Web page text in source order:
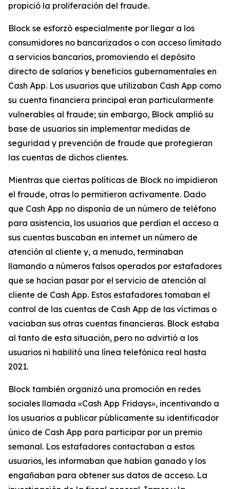
propició la proliferación del fraude.
Block se esforzó especialmente por llegar a los
consumidores no bancarizados o con acceso limitado
a servicios bancarios, promoviendo el depósito
directo de salarios y beneficios gubernamentales en
Cash App. Los usuarios que utilizaban Cash App como
su cuenta financiera principal eran particularmente
vulnerables al fraude; sin embargo, Block amplió su
base de usuarios sin implementar medidas de
seguridad y prevención de fraude que protegieran
las cuentas de dichos clientes.
Mientras que ciertas políticas de Block no impidieron
el fraude, otras lo permitieron activamente. Dado
que Cash App no ​​disponía de un número de teléfono
para asistencia, los usuarios que perdían el acceso a
sus cuentas buscaban en internet un número de
atención al cliente y, a menudo, terminaban
llamando a números falsos operados por estafadores
que se hacían pasar por el servicio de atención al
cliente de Cash App. Estos estafadores tomaban el
control de las cuentas de Cash App de las víctimas o
vaciaban sus otras cuentas financieras. Block estaba
al tanto de esta situación, pero no advirtió a los
usuarios ni habilitó una línea telefónica real hasta
2021.
Block también organizó una promoción en redes
sociales llamada «Cash App Fridays», incentivando a
los usuarios a publicar públicamente su identificador
único de Cash App para participar por un premio
semanal. Los estafadores contactaban a estos
usuarios, les informaban que habían ganado y los
engañaban para obtener sus datos de acceso. La